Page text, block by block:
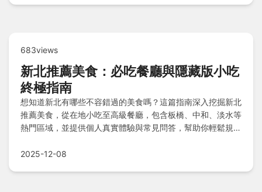
683views
新北推薦美食：必吃餐廳與隱藏版小吃
終極指南
想知道新北有哪些不容錯過的美食嗎？這篇指南深入挖掘新北
推薦美食，從在地小吃至高級餐廳，包含板橋、中和、淡水等
熱門區域，並提供個人真實體驗與常見問答，幫助你輕鬆規劃
2025-12-08